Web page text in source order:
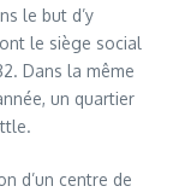
le but d’y
le siège social
Dans la même
un quartier
d’un centre de